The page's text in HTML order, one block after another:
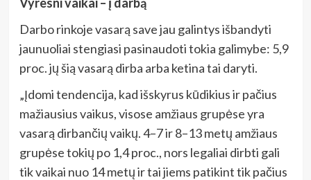
Darbo rinkoje vasarą save jau galintys išbandyti
jaunuoliai stengiasi pasinaudoti tokia galimybe: 5,9
proc. jų šią vasarą dirba arba ketina tai daryti.
„Įdomi tendencija, kad išskyrus kūdikius ir pačius
mažiausius vaikus, visose amžiaus grupėse yra
vasarą dirbančių vaikų. 4–7 ir 8–13 metų amžiaus
grupėse tokių po 1,4 proc., nors legaliai dirbti gali
tik vaikai nuo 14 metų ir tai jiems patikint tik pačius